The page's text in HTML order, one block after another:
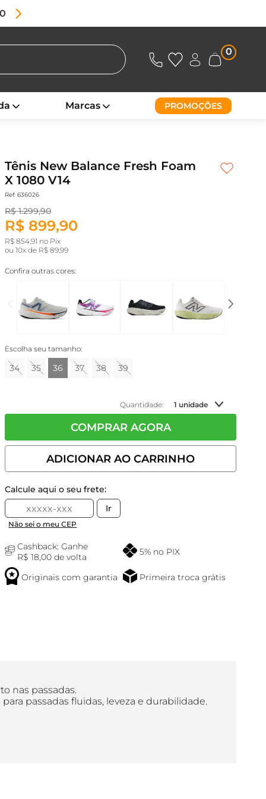
0
Marcas PROMOÇÕES
Tênis New Balance Fresh Foam
X 1080 V14
Ref: 636026
R$ 1.299,90
R$ 899,90
R$ 854,91 no Pix
ou10x de R$ 89,99
Confira outras cores:
Escolha seu tamanho:
34 35 36 37 38 39
Quantidade: 1 unidade
COMPRAR AGORA
ADICIONAR AO CARRINHO
Calcule aqui o seu frete:
Ir
Não sei o meu CEP
Cashback: Ganhe
R$ 18,00 de volta
5% no PIX
Originais com garantia Primeira troca grátis
nas passadas.
passadas fluidas, leveza e durabilidade.